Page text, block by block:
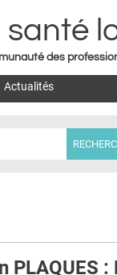
Jump to navigation
santé
des
Actualités
PLAQUES